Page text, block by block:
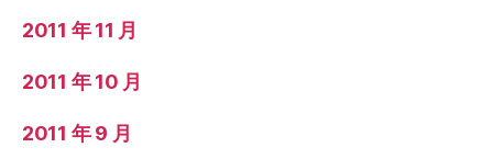
2011 年 11 月
2011 年 10 月
2011 年 9 月